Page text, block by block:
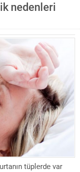
nedenleri
tüplеrdе var